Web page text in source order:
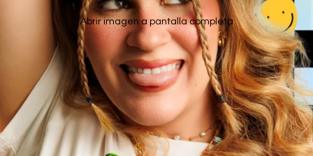
Abrir imagen a pantalla completa